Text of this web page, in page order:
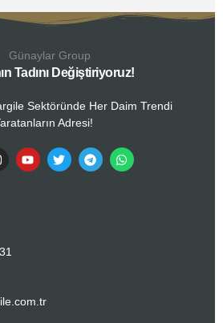
Tadını Değiştiriyoruz!
Sektöründe Her Daim Trendi
Adresi!